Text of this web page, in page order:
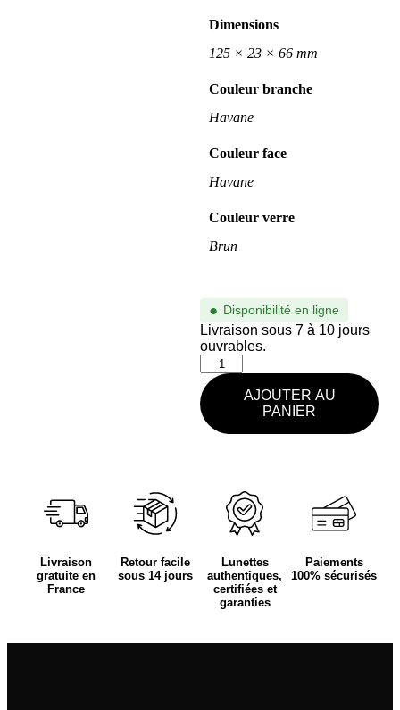
Dimensions
125 × 23 × 66 mm
Couleur branche
Havane
Couleur face
Havane
Couleur verre
Brun
● Disponibilité en ligne
Livraison sous 7 à 10 jours
ouvrables.
AJOUTER AU
PANIER
Livraison
gratuite en
France
Retour facile
sous 14 jours
Lunettes
authentiques,
certifiées et
garanties
Paiements
100% sécurisés